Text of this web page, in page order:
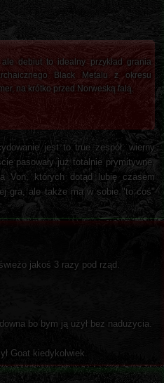
debiut to idealny przykład grania
Black Metalu z okresu
na krótko przed Norweską falą.
jest to true zespół, wierny
pasowały już totalnie prymitywne,
Von, których dotąd lubię czasem
gra, ale także ma w sobie "to coś"
jakoś 3 razy pod rząd.
bo bym ją użył bez nadużycia.
Goat kiedykolwiek.